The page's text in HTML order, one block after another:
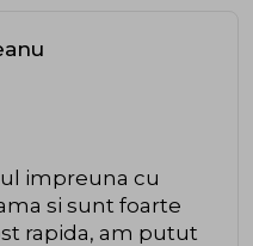
impreuna cu
si sunt foarte
rapida, am putut